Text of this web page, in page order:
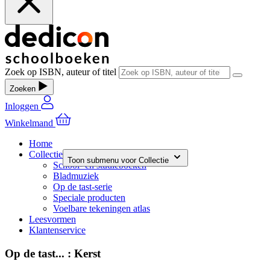
Zoek op ISBN, auteur of titel
Zoeken
Inloggen
Winkelmand
Home
Collectie
Toon submenu voor Collectie
School- en studieboeken
Bladmuziek
Op de tast-serie
Speciale producten
Voelbare tekeningen atlas
Leesvormen
Klantenservice
Op de tast... : Kerst